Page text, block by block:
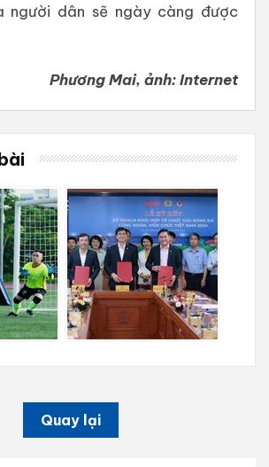
người dân sẽ ngày càng được
Phương Mai, ảnh: Internet
Quay lại